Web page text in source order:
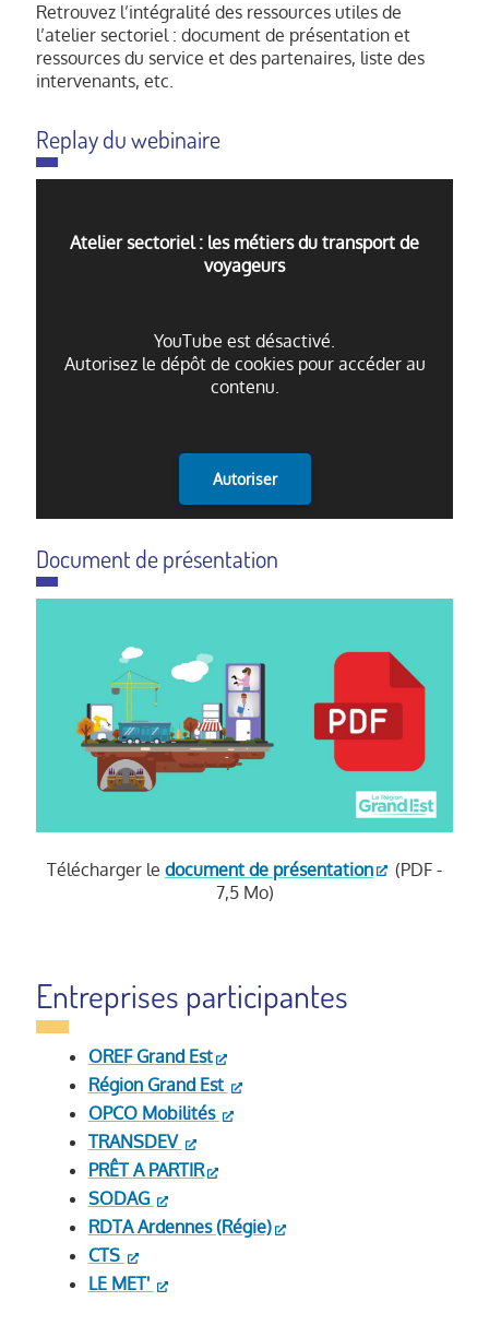
Retrouvez l’intégralité des ressources utiles de
l’atelier sectoriel : document de présentation et
ressources du service et des partenaires, liste des
intervenants, etc.
Replay du webinaire
Atelier sectoriel : les métiers du transport de
voyageurs
YouTube est désactivé.
Autorisez le dépôt de cookies pour accéder au
contenu.
Autoriser
Document de présentation
Télécharger le document de présentation
(PDF -
7,5 Mo)
Entreprises participantes
OREF Grand Est
Région Grand Est
OPCO Mobilités
TRANSDEV
PRÊT A PARTIR
SODAG
RDTA Ardennes (Régie)
CTS
LE MET'